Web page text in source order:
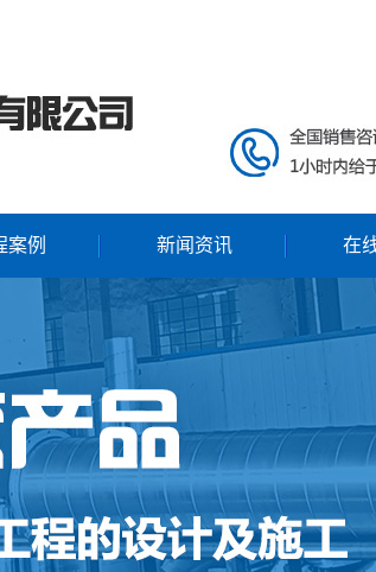
案例 新闻资讯
公司动态
行业新闻
在